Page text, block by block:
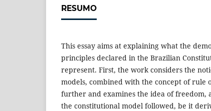
RESUMO
This essay aims at explaining what the
principles declared in the Brazilian
represent. First, the work considers the
models, combined with the concept of rule
further and examines the idea of freedom,
the constitutional model followed, be it